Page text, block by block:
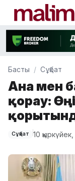
Басты Сұқбат
Ана мен
қорғау:
Сұқбат 10